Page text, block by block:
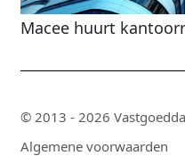
Macee huurt
© 2013 - 2026
Algemene voorwaarden